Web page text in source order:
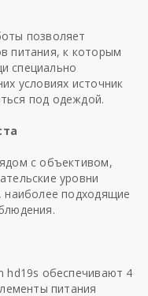
позволяет
питания, к которым
специально
условиях источник
под одеждой.
с объективом,
уровни
наиболее подходящие
hd19s обеспечивают 4
питания